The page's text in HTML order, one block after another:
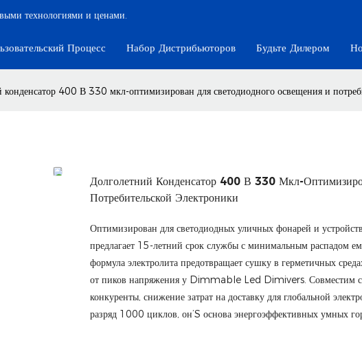
технологиями и ценами.
Процесс Набор Дистрибьюторов Будьте Дилером
конденсатор 400 В 330 мкл-оптимизирован для светодиодного освещения и
Долголетний Конденсатор 400 В 330 Мкл-
Потребительской Электроники
Оптимизирован для светодиодных уличных фонарей и
предлагает 15-летний срок службы с минимальным распадом
формула электролита предотвращает сушку в герметичных
от пиков напряжения у Dimmable Led Dimivers. Совместим
конкуренты, снижение затрат на доставку для глобальной
разряд 1000 циклов, он’S основа энергоэффективных умных